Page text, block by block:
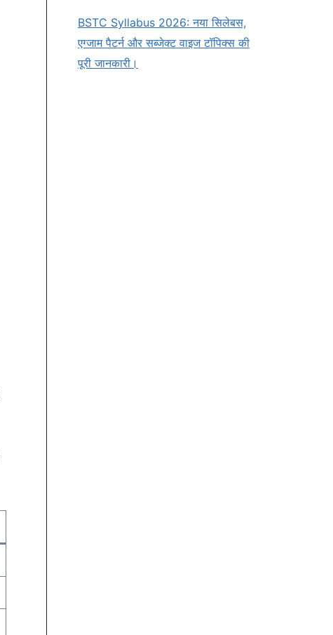
BSTC Syllabus 2026: नया सिलेबस,
एग्जाम पैटर्न और सब्जेक्ट वाइज टॉपिक्स की
पूरी जानकारी।